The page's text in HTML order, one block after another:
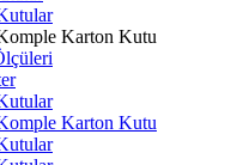
Karton Kutu
Karton Kutu